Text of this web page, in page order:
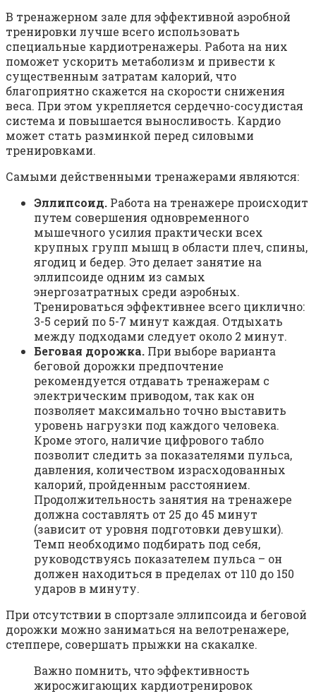
В тренажерном зале для эффективной аэробной
тренировки лучше всего использовать
специальные кардиотренажеры. Работа на них
поможет ускорить метаболизм и привести к
существенным затратам калорий, что
благоприятно скажется на скорости снижения
веса. При этом укрепляется сердечно-сосудистая
система и повышается выносливость. Кардио
может стать разминкой перед силовыми
тренировками.
Самыми действенными тренажерами являются:
Эллипсоид. Работа на тренажере происходит
путем совершения одновременного
мышечного усилия практически всех
крупных групп мышц в области плеч, спины,
ягодиц и бедер. Это делает занятие на
эллипсоиде одним из самых
энергозатратных среди аэробных.
Тренироваться эффективнее всего циклично:
3-5 серий по 5-7 минут каждая. Отдыхать
между подходами следует около 2 минут.
Беговая дорожка. При выборе варианта
беговой дорожки предпочтение
рекомендуется отдавать тренажерам с
электрическим приводом, так как он
позволяет максимально точно выставить
уровень нагрузки под каждого человека.
Кроме этого, наличие цифрового табло
позволит следить за показателями пульса,
давления, количеством израсходованных
калорий, пройденным расстоянием.
Продолжительность занятия на тренажере
должна составлять от 25 до 45 минут
(зависит от уровня подготовки девушки).
Темп необходимо подбирать под себя,
руководствуясь показателем пульса – он
должен находиться в пределах от 110 до 150
ударов в минуту.
При отсутствии в спортзале эллипсоида и беговой
дорожки можно заниматься на велотренажере,
степпере, совершать прыжки на скакалке.
Важно помнить, что эффективность
жиросжигающих кардиотренировок